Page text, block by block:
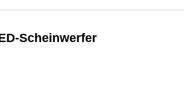
Scheinwerfer